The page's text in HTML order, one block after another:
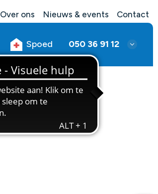
Over ons Nieuws & events Contact
Spoed 050 36 91 12